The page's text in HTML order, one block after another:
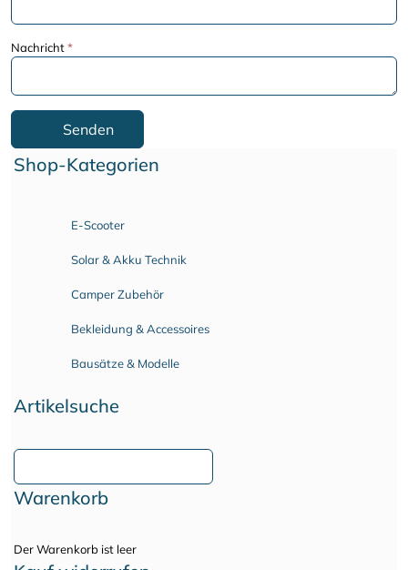
Nachricht*
Senden
Shop-Kategorien
E-Scooter
Solar & Akku Technik
Camper Zubehör
Bekleidung & Accessoires
Bausätze & Modelle
Artikelsuche
Warenkorb
Der Warenkorb ist leer